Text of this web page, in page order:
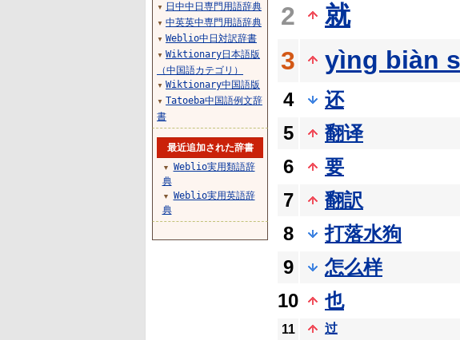
2
就
3
yìng biàn
4
还
5
翻译
6
要
7
翻訳
8
打落水狗
9
怎么样
10
也
11
过
▼ 日中中日専門用語辞典
▼ 中英英中専門用語辞典
▼ Weblio中日対訳辞書
▼ Wiktionary日本語版
（中国語カテゴリ）
▼ Wiktionary中国語版
▼ Tatoeba中国語例文辞
書
最近追加された辞書
▼
Weblio実用類語辞
典
▼
Weblio実用英語辞
典